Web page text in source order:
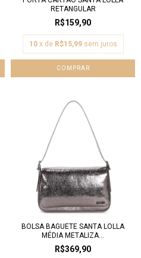
RETANGULAR
R$159,90
10 x de R$15,99 sem juros
COMPRAR
BOLSA BAGUETE SANTA LOLLA
MÉDIA METALIZA...
R$369,90